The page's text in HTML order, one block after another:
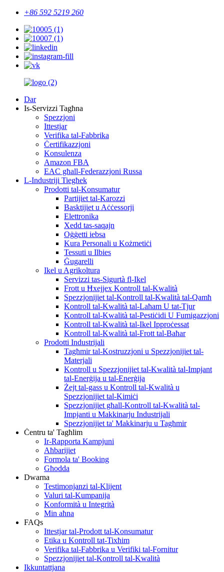
+86 592 5219 260
Dar
Is-Servizzi Tagħna
Spezzjoni
Ittestjar
Verifika tal-Fabbrika
Ċertifikazzjoni
Konsulenza
Amazon FBA
EAC għall-Federazzjoni Russa
L-Industriji Tiegħek
Prodotti tal-Konsumatur
Partijiet tal-Karozzi
Basktijiet u Aċċessorji
Elettronika
Xedd tas-saqajn
Oġġetti iebsa
Kura Personali u Kożmetiċi
Tessuti u Ilbies
Ġugarelli
Ikel u Agrikoltura
Servizzi tas-Sigurtà fl-Ikel
Frott u Ħxejjex Kontroll tal-Kwalità
Spezzjonijiet tal-Kontroll tal-Kwalità tal-Qamħ
Kontroll tal-Kwalità tal-Laħam U tat-Tjur
Kontroll tal-Kwalità tal-Pestiċidi U Fumigazzjoni
Kontroll tal-Kwalità tal-Ikel Ipproċessat
Kontroll tal-Kwalità tal-Frott tal-Baħar
Prodotti Industrijali
Tagħmir tal-Kostruzzjoni u Spezzjonijiet tal-
Materjali
Kontroll u Spezzjonijiet tal-Kwalità tal-Impjant
tal-Enerġija u tal-Enerġija
Żejt tal-gass u Kontroll tal-Kwalità u
Spezzjonijiet tal-Kimiċi
Spezzjonijiet għall-Kontroll tal-Kwalità tal-
Impjanti u Makkinarju Industrijali
Spezzjonijiet ta' Makkinarju u Tagħmir
Ċentru ta' Tagħlim
Ir-Rapporta Kampjuni
Aħbarijiet
Formola ta' Booking
Għodda
Dwarna
Testimonjanzi tal-Klijent
Valuri tal-Kumpanija
Konformità u Integrità
Min aħna
FAQs
Ittestjar tal-Prodott tal-Konsumatur
Etika u Kontroll tat-Tixħim
Verifika tal-Fabbrika u Verifiki tal-Fornitur
Spezzjonijiet tal-Kontroll tal-Kwalità
Ikkuntattjana